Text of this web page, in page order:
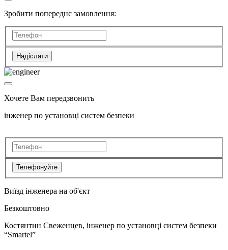
Зробити попереднє замовлення:
Надіслати
Хочете Вам передзвонить
інженер по установці систем безпеки
Телефонуйте
Виїзд інженера на об'єкт
Безкоштовно
Костянтин Свеженцев, інженер по установці систем безпеки
“Smartel”